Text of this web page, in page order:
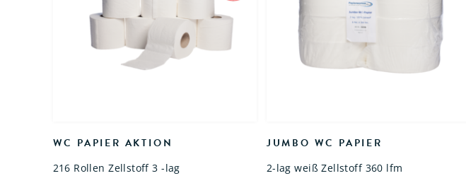
WC PAPIER AKTION
216 Rollen Zellstoff 3 -lag
JUMBO WC PAPIER
2-lag weiß Zellstoff 360 lfm